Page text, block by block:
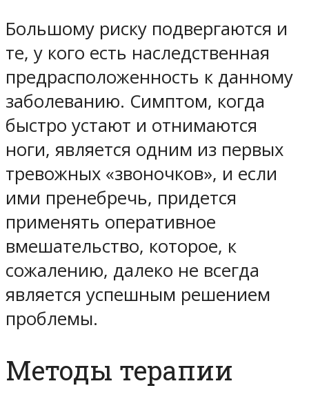
Большому риску подвергаются и
те, у кого есть наследственная
предрасположенность к данному
заболеванию. Симптом, когда
быстро устают и отнимаются
ноги, является одним из первых
тревожных «звоночков», и если
ими пренебречь, придется
применять оперативное
вмешательство, которое, к
сожалению, далеко не всегда
является успешным решением
проблемы.
Методы терапии